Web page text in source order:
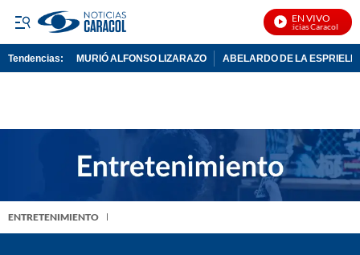
EN VIVO
Noticias Caracol En
Tendencias: MURIÓ ALFONSO LIZARAZO ABELARDO DE LA
ENTRETENIMIENTO